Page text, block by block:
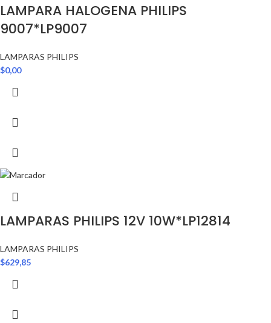
LAMPARA HALOGENA PHILIPS
9007*LP9007
LAMPARAS PHILIPS
$0,00
LAMPARAS PHILIPS 12V 10W*LP12814
LAMPARAS PHILIPS
$629,85